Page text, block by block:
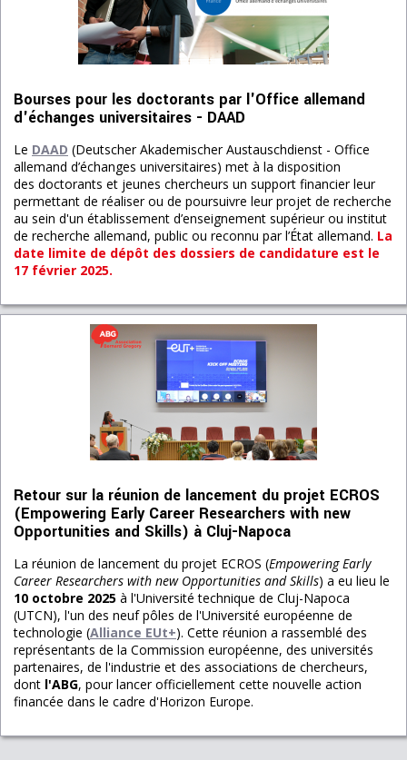
Bourses pour les doctorants par l'Office allemand
d'échanges universitaires - DAAD
Le DAAD (Deutscher Akademischer Austauschdienst - Office
allemand d’échanges universitaires) met à la disposition
des doctorants et jeunes chercheurs un support financier leur
permettant de réaliser ou de poursuivre leur projet de recherche
au sein d'un établissement d’enseignement supérieur ou institut
de recherche allemand, public ou reconnu par l’État allemand. La
date limite de dépôt des dossiers de candidature est le
17 février 2025.
Retour sur la réunion de lancement du projet ECROS
(Empowering Early Career Researchers with new
Opportunities and Skills) à Cluj-Napoca
La réunion de lancement du projet ECROS (Empowering Early
Career Researchers with new Opportunities and Skills) a eu lieu le
10 octobre 2025 à l'Université technique de Cluj-Napoca
(UTCN), l'un des neuf pôles de l'Université européenne de
technologie (Alliance EUt+). Cette réunion a rassemblé des
représentants de la Commission européenne, des universités
partenaires, de l'industrie et des associations de chercheurs,
dont l'ABG, pour lancer officiellement cette nouvelle action
financée dans le cadre d'Horizon Europe.